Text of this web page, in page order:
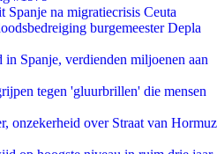
Spanje na migratiecrisis Ceuta
burgemeester Depla
in Spanje, verdienden miljoenen aan
tegen 'gluurbrillen' die mensen
onzekerheid over Straat van Hormuz